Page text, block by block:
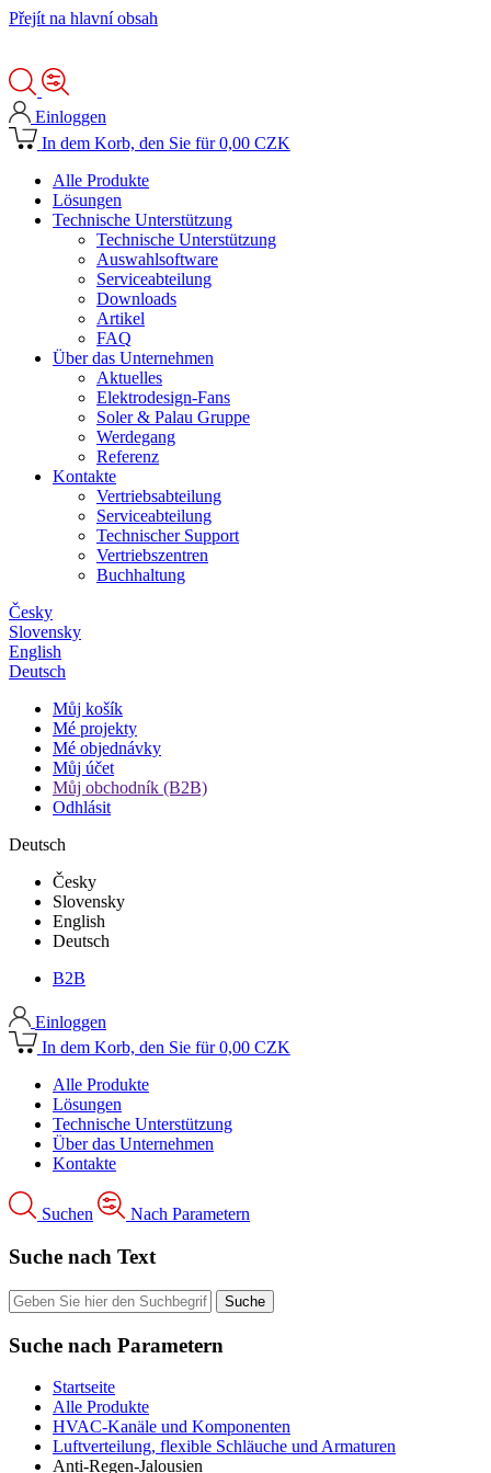
Přejít na hlavní obsah
Einloggen
In dem Korb, den Sie für 0,00 CZK
Alle Produkte
Lösungen
Technische Unterstützung
Technische Unterstützung
Auswahlsoftware
Serviceabteilung
Downloads
Artikel
FAQ
Über das Unternehmen
Aktuelles
Elektrodesign-Fans
Soler & Palau Gruppe
Werdegang
Referenz
Kontakte
Vertriebsabteilung
Serviceabteilung
Technischer Support
Vertriebszentren
Buchhaltung
Česky
Slovensky
English
Deutsch
Můj košík
Mé projekty
Mé objednávky
Můj účet
Můj obchodník (B2B)
Odhlásit
Deutsch
Česky
Slovensky
English
Deutsch
B2B
Einloggen
In dem Korb, den Sie für 0,00 CZK
Alle Produkte
Lösungen
Technische Unterstützung
Über das Unternehmen
Kontakte
Suchen Nach Parametern
Suche nach Text
Suche nach Parametern
Startseite
Alle Produkte
HVAC-Kanäle und Komponenten
Luftverteilung, flexible Schläuche und Armaturen
Anti-Regen-Jalousien